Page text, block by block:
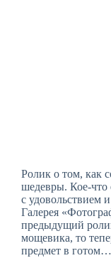
Ролик о том, как
шедевры. Кое-что
с удовольствием
Галерея
предыдущий
мощевика, то
предмет в готом…